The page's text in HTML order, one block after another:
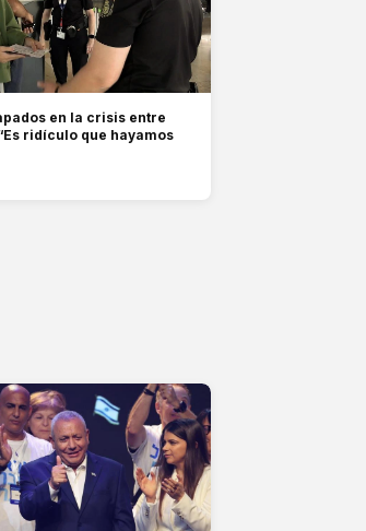
en la crisis entre
ridículo que hayamos